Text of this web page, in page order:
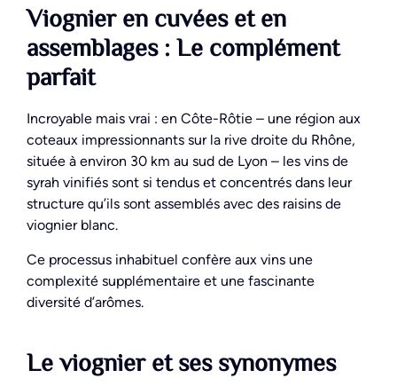
Viognier en cuvées et en
assemblages : Le complément
parfait
Incroyable mais vrai : en Côte-Rôtie – une région aux
coteaux impressionnants sur la rive droite du Rhône,
située à environ 30 km au sud de Lyon – les vins de
syrah vinifiés sont si tendus et concentrés dans leur
structure qu’ils sont assemblés avec des raisins de
viognier blanc.
Ce processus inhabituel confère aux vins une
complexité supplémentaire et une fascinante
diversité d’arômes.
Le viognier et ses synonymes